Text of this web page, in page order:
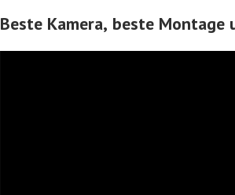
Beste Kamera, beste Montage